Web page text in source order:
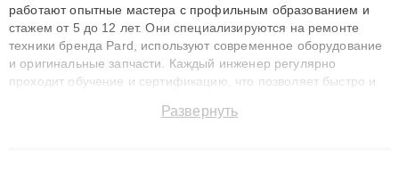
работают опытные мастера с профильным образованием и
стажем от 5 до 12 лет. Они специализируются на ремонте
техники бренда Pard, используют современное оборудование
и оригинальные запчасти. Каждый инженер регулярно
проходит обучение и сертификацию, что позволяет быстро и
сохранением гарантии до 3 лет. Наши мастера решают
Развернуть